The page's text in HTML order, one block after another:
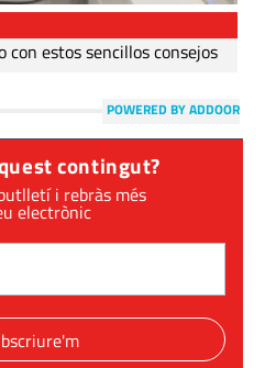
con estos sencillos consejos
POWERED BY ADDOOR
contingut?
i rebràs més
electrònic